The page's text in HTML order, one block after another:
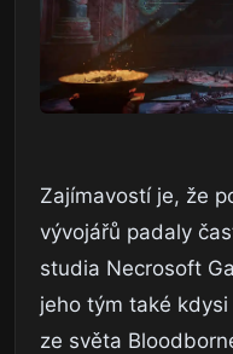
Zajímavostí je, že
vývojářů padaly
studia Necrosoft
jeho tým také
ze světa